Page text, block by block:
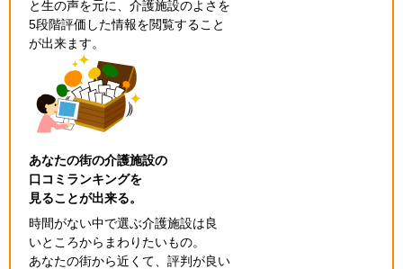
と生の声を元に、介護施設のよさを
5段階評価した情報を閲覧すること
が出来ます。
あなたの街の介護施設の
口コミランキングを
見ることが出来る。
時間がない中で選ぶ介護施設は良
いところからまわりたいもの。
あなたの街から近くて、評判が良い